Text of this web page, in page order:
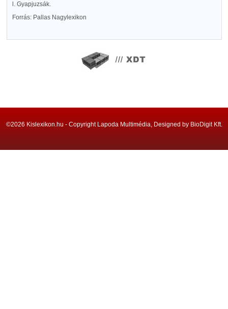
l. Gyapjuzsák.
Forrás: Pallas Nagylexikon
©2026 Kislexikon.hu - Copyright Lapoda Multimédia, Designed by BioDigit Kft.